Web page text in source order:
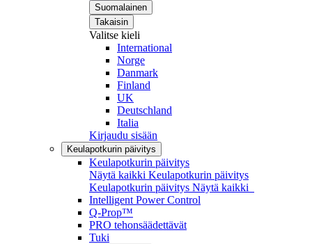
Suomalainen
Takaisin
Valitse kieli
International
Norge
Danmark
Finland
UK
Deutschland
Italia
Kirjaudu sisään
Keulapotkurin päivitys
Keulapotkurin päivitys
Näytä kaikki Keulapotkurin päivitys
Keulapotkurin päivitys Näytä kaikki
Intelligent Power Control
Q-Prop™
PRO tehonsäädettävät
Tuki